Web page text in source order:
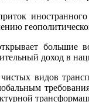
большие
доход в
видов